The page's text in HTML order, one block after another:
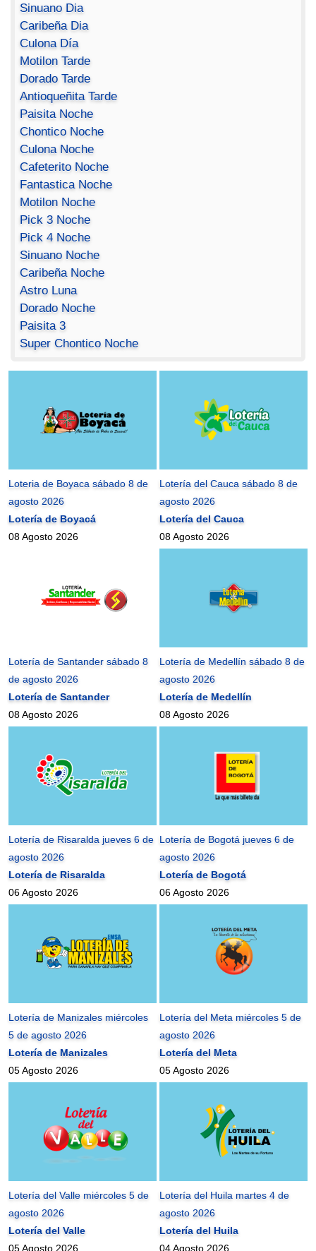
Sinuano Dia
Caribeña Dia
Culona Día
Motilon Tarde
Dorado Tarde
Antioqueñita Tarde
Paisita Noche
Chontico Noche
Culona Noche
Cafeterito Noche
Fantastica Noche
Motilon Noche
Pick 3 Noche
Pick 4 Noche
Sinuano Noche
Caribeña Noche
Astro Luna
Dorado Noche
Paisita 3
Super Chontico Noche
Loteria de Boyaca sábado 8 de
agosto 2026
Lotería de Boyacá
08 Agosto 2026
Lotería del Cauca sábado 8 de
agosto 2026
Lotería del Cauca
08 Agosto 2026
Lotería de Santander sábado 8
de agosto 2026
Lotería de Santander
08 Agosto 2026
Lotería de Medellín sábado 8 de
agosto 2026
Lotería de Medellín
08 Agosto 2026
Lotería de Risaralda jueves 6 de
agosto 2026
Lotería de Risaralda
06 Agosto 2026
Lotería de Bogotá jueves 6 de
agosto 2026
Lotería de Bogotá
06 Agosto 2026
Lotería de Manizales miércoles
5 de agosto 2026
Lotería de Manizales
05 Agosto 2026
Lotería del Meta miércoles 5 de
agosto 2026
Lotería del Meta
05 Agosto 2026
Lotería del Valle miércoles 5 de
agosto 2026
Lotería del Valle
05 Agosto 2026
Lotería del Huila martes 4 de
agosto 2026
Lotería del Huila
04 Agosto 2026